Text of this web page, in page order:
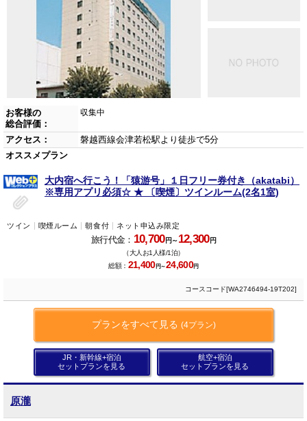
お客様の
総合評価：
収集中
アクセス：
磐越西線会津若松駅より徒歩で5分
オススメプラン
大内宿へ行こう！「猿游号」１日フリー券付き（akatabi）
※専用アプリ必須☆ ★ 〔喫煙〕ツインルーム(2名1室)
ツイン 喫煙ルーム 朝食付 ネット申込み限定
旅行代金： 10,700円～12,300円
（大人お1人様/1泊）
総額： 21,400円～24,600円
コースコード[WA2746494-19T202]
プランをすべて見る (4プラン)
JR・新幹線+宿泊
セットプランを見る
航空+宿泊
セットプランを見る
原瀧